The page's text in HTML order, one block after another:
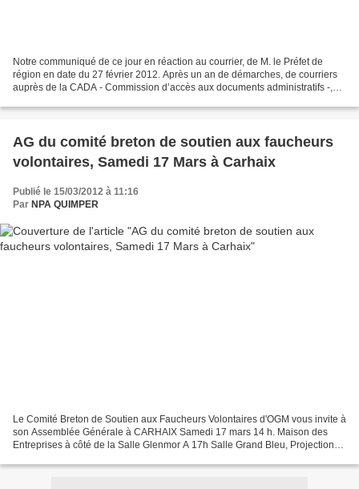
Notre communiqué de ce jour en réaction au courrier, de M. le Préfet de
région en date du 27 février 2012. Après un an de démarches, de courriers
auprès de la CADA - Commission d’accès aux documents administratifs -,
AG du comité breton de soutien aux faucheurs
volontaires, Samedi 17 Mars à Carhaix
Publié le 15/03/2012 à 11:16
Par NPA QUIMPER
Le Comité Breton de Soutien aux Faucheurs Volontaires d'OGM vous invite à
son Assemblée Générale à CARHAIX Samedi 17 mars 14 h. Maison des
Entreprises à côté de la Salle Glenmor A 17h Salle Grand Bleu, Projection